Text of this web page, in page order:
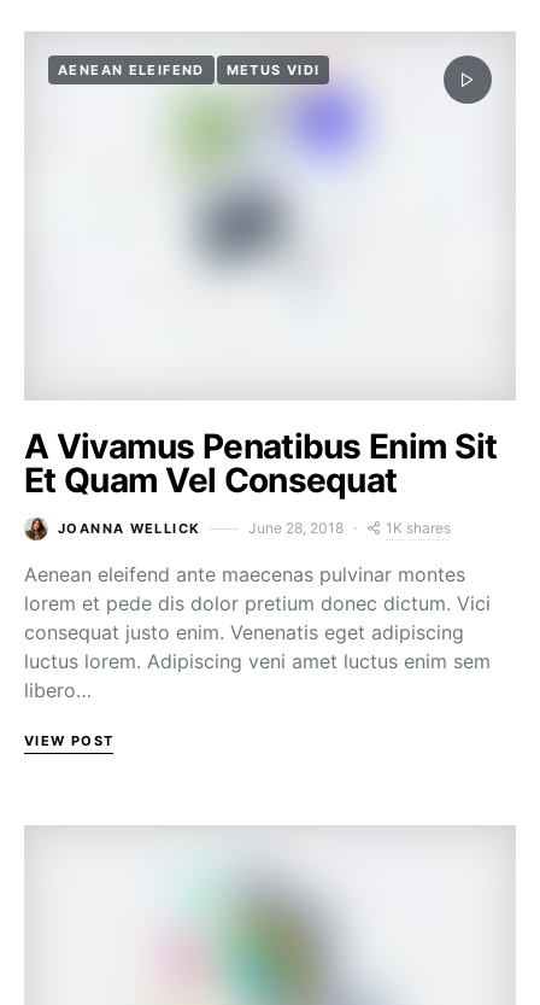
AENEAN ELEIFEND METUS VIDI
A Vivamus Penatibus Enim Sit
Et Quam Vel Consequat
JOANNA WELLICK June 28, 2018 1K shares
Aenean eleifend ante maecenas pulvinar montes
lorem et pede dis dolor pretium donec dictum. Vici
consequat justo enim. Venenatis eget adipiscing
luctus lorem. Adipiscing veni amet luctus enim sem
libero…
VIEW POST